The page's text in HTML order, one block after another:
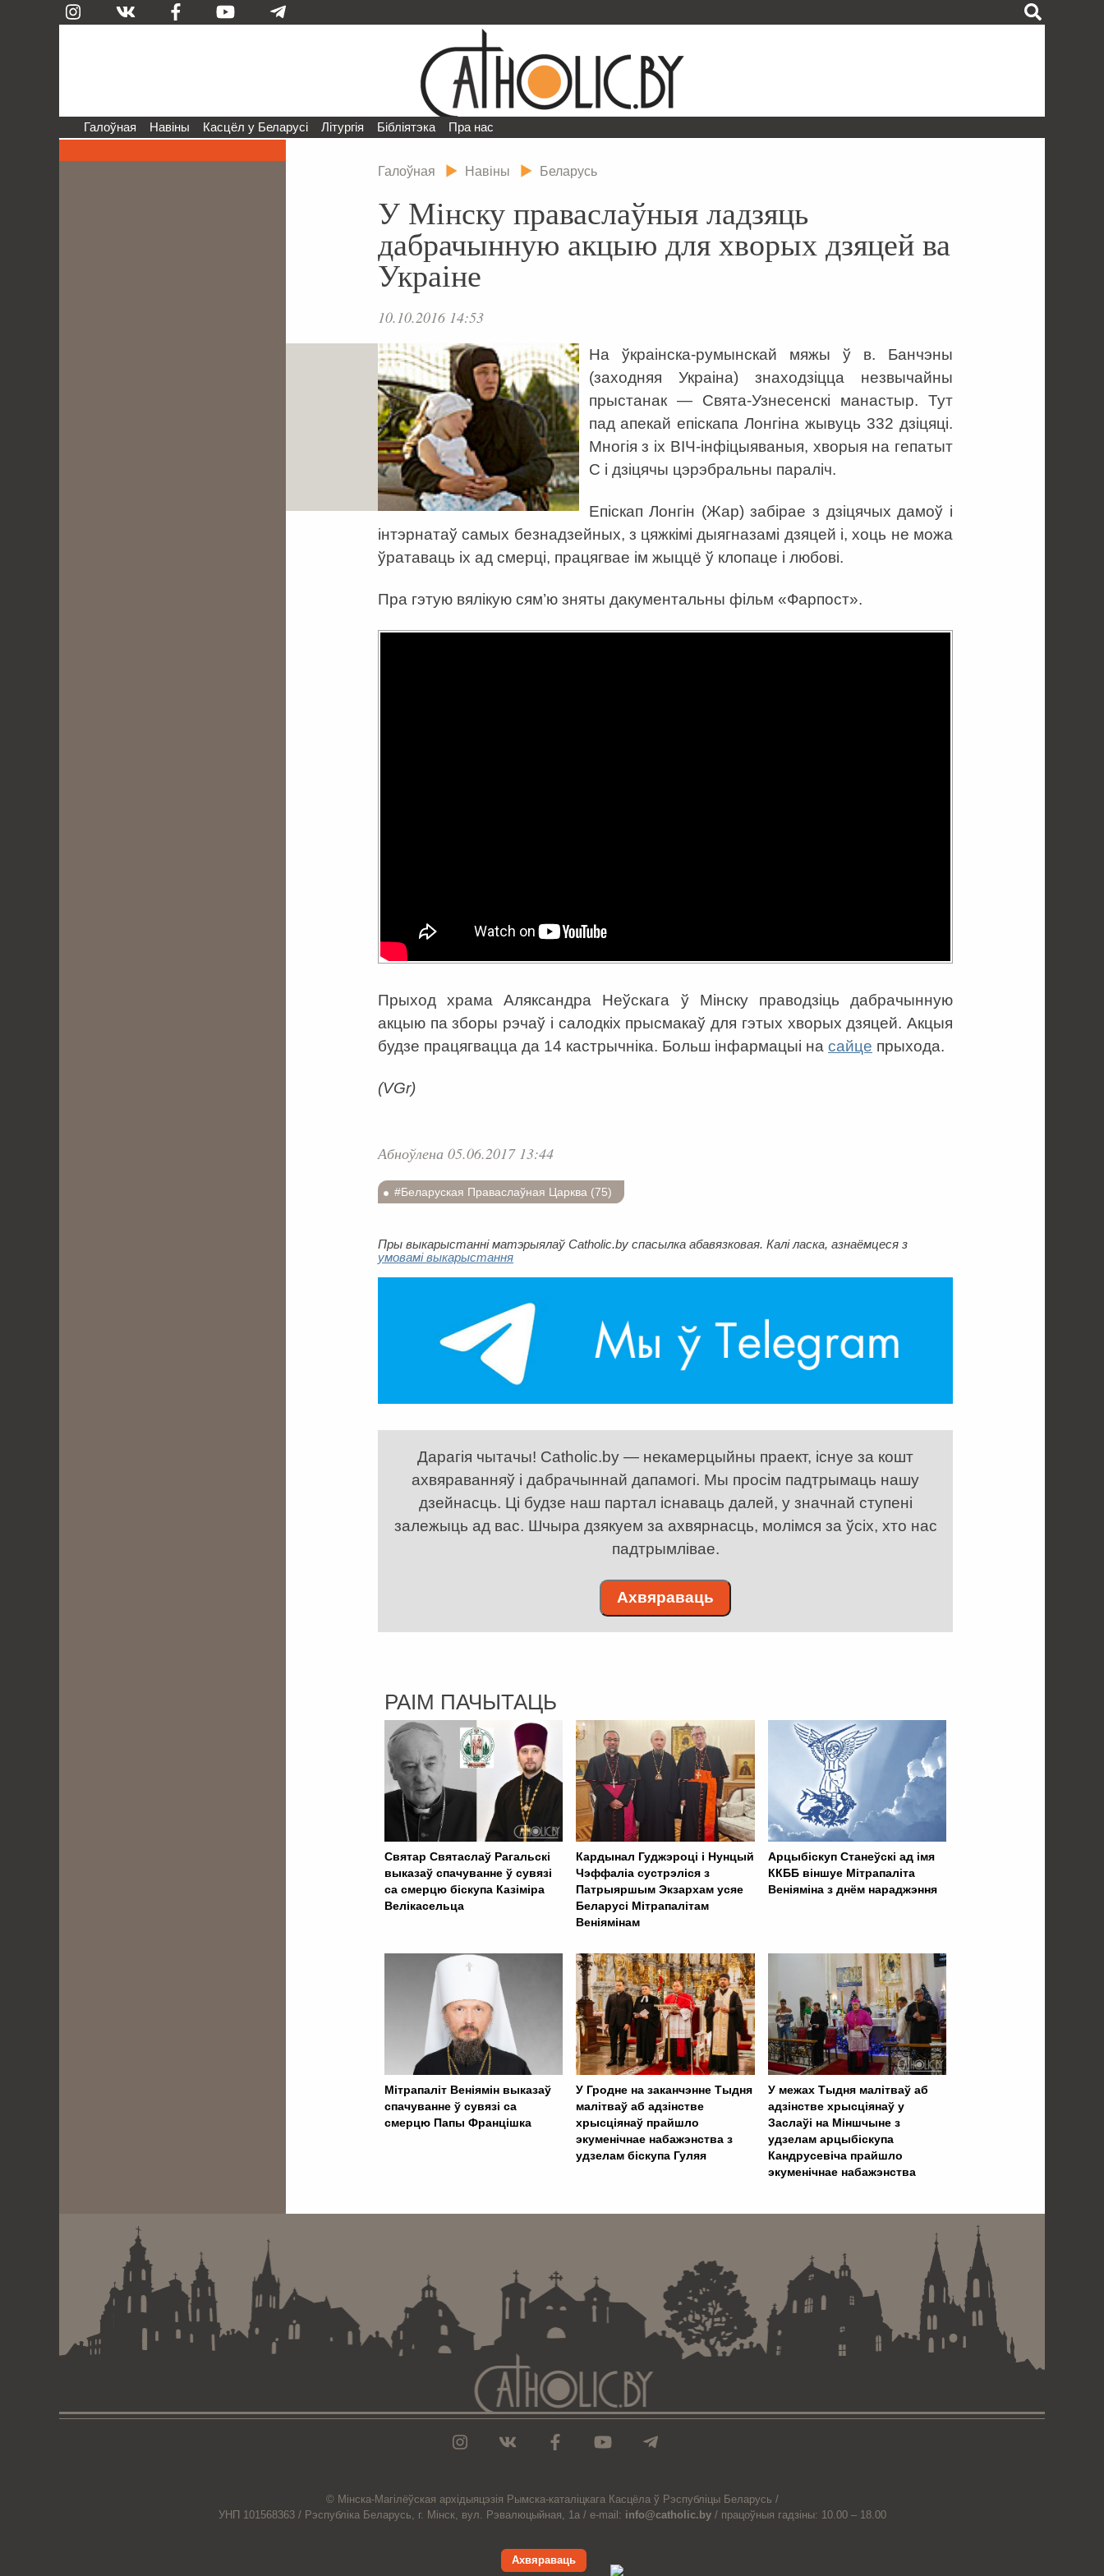
Галоўная Навіны Касцёл у Беларусі Літургія Бібліятэка Пра нас
Галоўная Навіны Беларусь
У Мінску праваслаўныя ладзяць
дабрачынную акцыю для хворых дзяцей ва
Украіне
10.10.2016 14:53
На ўкраінска-румынскай мяжы ў в. Банчэны
(заходняя Украіна) знаходзіцца незвычайны
прыстанак — Свята-Узнесенскі манастыр. Тут
пад апекай епіскапа Лонгіна жывуць 332 дзіцяці.
Многія з іх ВІЧ-інфіцыяваныя, хворыя на гепатыт
С і дзіцячы цэрэбральны параліч.
Епіскап Лонгін (Жар) забірае з дзіцячых дамоў і
інтэрнатаў самых безнадзейных, з цяжкімі дыягназамі дзяцей і, хоць не можа
ўратаваць іх ад смерці, працягвае ім жыццё ў клопаце і любові.
Пра гэтую вялікую сям’ю зняты дакументальны фільм «Фарпост».
Прыход храма Аляксандра Неўскага ў Мінску праводзіць дабрачынную
акцыю па зборы рэчаў і салодкіх прысмакаў для гэтых хворых дзяцей. Акцыя
будзе працягвацца да 14 кастрычніка. Больш інфармацыі на сайце прыхода.
(VGr)
Абноўлена 05.06.2017 13:44
#Беларуская Праваслаўная Царква (75)
Пры выкарыстанні матэрыялаў Catholic.by спасылка абавязковая. Калі ласка, азнаёмцеся з
умовамі выкарыстання
Дарагія чытачы! Catholic.by — некамерцыйны праект, існуе за кошт
ахвяраванняў і дабрачыннай дапамогі. Мы просім падтрымаць нашу
дзейнасць. Ці будзе наш партал існаваць далей, у значнай ступені
залежыць ад вас. Шчыра дзякуем за ахвярнасць, молімся за ўсіх, хто нас
падтрымлівае.
Ахвяраваць
РАІМ ПАЧЫТАЦЬ
Святар Святаслаў Рагальскі
выказаў спачуванне ў сувязі
са смерцю біскупа Казіміра
Велікасельца
Кардынал Гуджэроці і Нунцый
Чэффаліа сустрэліся з
Патрыяршым Экзархам усяе
Беларусі Мітрапалітам
Веніямінам
Арцыбіскуп Станеўскі ад імя
ККББ віншуе Мітрапаліта
Веніяміна з днём нараджэння
Мітрапаліт Веніямін выказаў
спачуванне ў сувязі са
смерцю Папы Францішка
У Гродне на заканчэнне Тыдня
малітваў аб адзінстве
хрысціянаў прайшло
экуменічнае набажэнства з
удзелам біскупа Гуляя
У межах Тыдня малітваў аб
адзінстве хрысціянаў у
Заслаўі на Міншчыне з
удзелам арцыбіскупа
Кандрусевіча прайшло
экуменічнае набажэнства
© Мiнска-Магiлёўская архiдыяцэзiя Рымска-каталіцкагаКасцёла ў Рэспубліцы Беларусь /
УНП 101568363 / Рэспубліка Беларусь, г. Мінск, вул. Рэвалюцыйная, 1а / e-mail: info@catholic.by/ працоўныя гадзіны: 10.00 – 18.00
Ахвяраваць